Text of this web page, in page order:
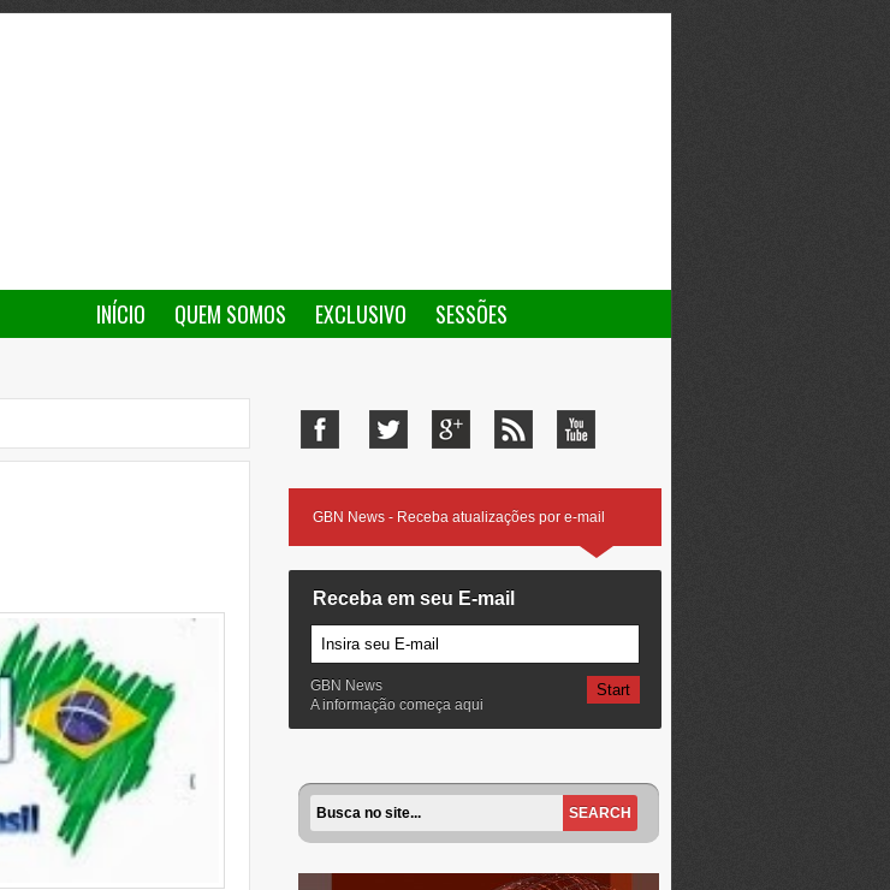
INÍCIO QUEM SOMOS EXCLUSIVO
SESSÕES
GBN News - Receba atualizações por e-mail
Receba em seu E-mail
GBN News
A informação começa aqui